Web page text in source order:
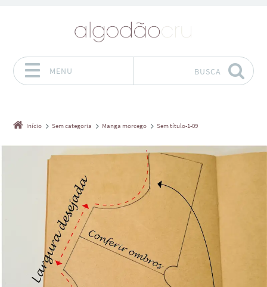
MENU BUSCA
Início Sem categoria Manga morcego Sem título-1-09